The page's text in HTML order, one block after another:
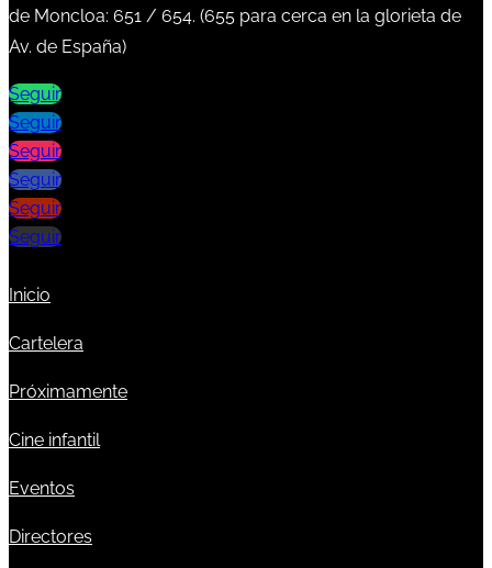
de Moncloa: 651 / 654. (655 para cerca en la glorieta de
Av. de España)
Seguir
Seguir
Seguir
Seguir
Seguir
Seguir
Inicio
Cartelera
Próximamente
Cine infantil
Eventos
Directores